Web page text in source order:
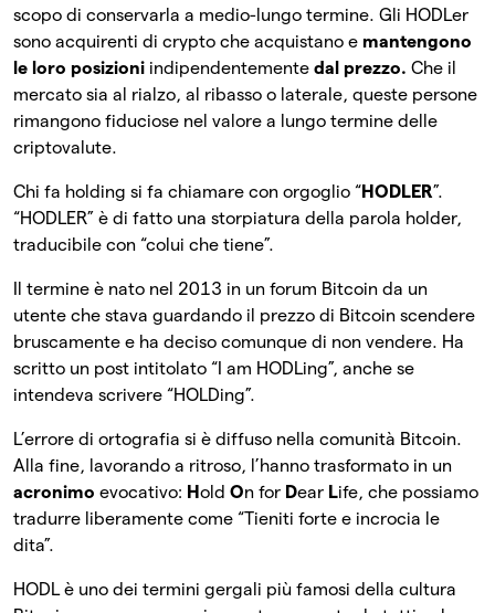
scopo di conservarla a medio-lungo termine. Gli HODLer
sono acquirenti di crypto che acquistano e mantengono
le loro posizioni indipendentemente dal prezzo. Che il
mercato sia al rialzo, al ribasso o laterale, queste persone
rimangono fiduciose nel valore a lungo termine delle
criptovalute.
Chi fa holding si fa chiamare con orgoglio “HODLER”.
“HODLER” è di fatto una storpiatura della parola holder,
traducibile con “colui che tiene”.
Il termine è nato nel 2013 in un forum Bitcoin da un
utente che stava guardando il prezzo di Bitcoin scendere
bruscamente e ha deciso comunque di non vendere. Ha
scritto un post intitolato “I am HODLing”, anche se
intendeva scrivere “HOLDing”.
L’errore di ortografia si è diffuso nella comunità Bitcoin.
Alla fine, lavorando a ritroso, l’hanno trasformato in un
acronimo evocativo: H old On for Dear Life, che possiamo
tradurre liberamente come “Tieniti forte e incrocia le
dita”.
HODL è uno dei termini gergali più famosi della cultura